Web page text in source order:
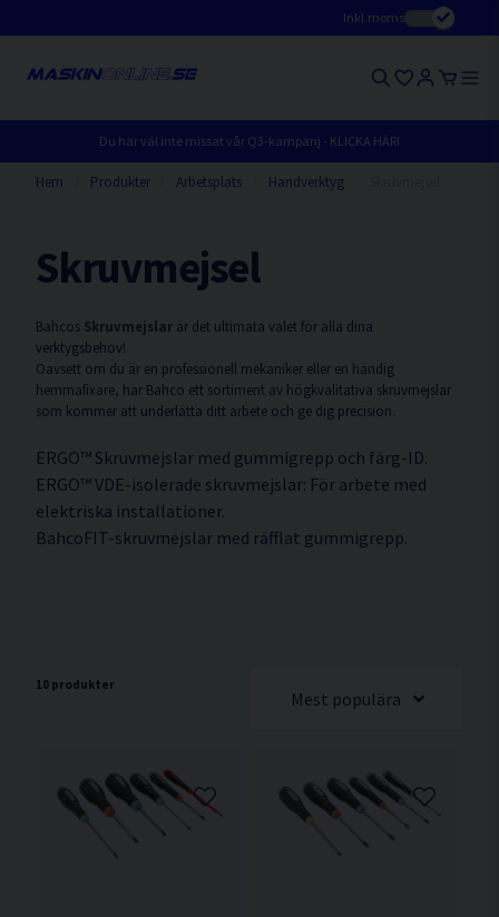
Inkl.moms
Du har väl inte missat vår Q3-kampanj - KLICKA HÄR!
Hem Produkter Arbetsplats Handverktyg
Skruvmejsel
Bahcos Skruvmejslar är det ultimata valet för alla dina
verktygsbehov!
Oavsett om du är en professionell mekaniker eller en händig
hemmafixare, har Bahco ett sortiment av högkvalitativa skruvmejslar
som kommer att underlätta ditt arbete och ge dig precision.
ERGO™ Skruvmejslar med gummigrepp och färg-ID.
ERGO™ VDE-isolerade skruvmejslar: För arbete med
elektriska installationer.
BahcoFIT-skruvmejslar med räfflat gummigrepp.
10 produkter
Mest populära